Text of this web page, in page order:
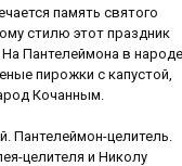
память святого
стилю этот праздник
Пантелеймона в народе
пирожки с капустой,
Кочанным.
Пантелеймон-целитель.
целителя и Николу